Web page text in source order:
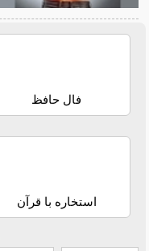
فال حافظ
استخاره با قرآن